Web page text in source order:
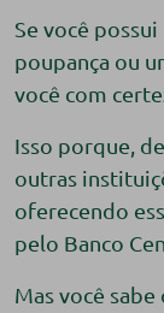
Se você
poupança ou
você com
Isso porque,
outras
oferecendo
pelo Banco
Mas você sabe